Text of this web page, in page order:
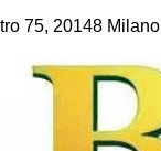
75, 20148 Milano